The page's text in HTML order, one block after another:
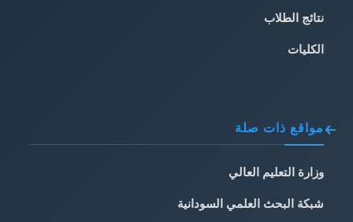
نتائج الطلاب
الكليات
مواقع ذات صلة
وزارة التعليم العالي
شبكة البحث العلمي السودانية